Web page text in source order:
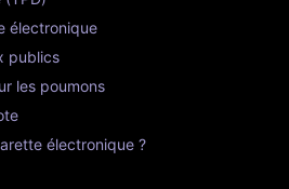
électronique
publics
les poumons
électronique ?